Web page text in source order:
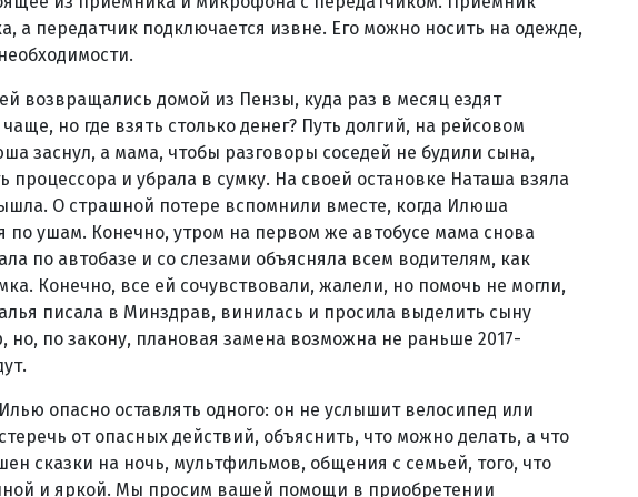
а передатчик подключается извне. Его можно носить на одежде,
возвращались домой из Пензы, куда раз в месяц ездят
но где взять столько денег? Путь долгий, на рейсовом
заснул, а мама, чтобы разговоры соседей не будили сына,
и убрала в сумку. На своей остановке Наташа взяла
О страшной потере вспомнили вместе, когда Илюша
по ушам. Конечно, утром на первом же автобусе мама снова
по автобазе и со слезами объясняла всем водителям, как
Конечно, все ей сочувствовали, жалели, но помочь не могли,
писала в Минздрав, винилась и просила выделить сыну
но, по закону, плановая замена возможна не раньше 2017-
опасно оставлять одного: он не услышит велосипед или
от опасных действий, объяснить, что можно делать, а что
сказки на ночь, мультфильмов, общения с семьей, того, что
и яркой. Мы просим вашей помощи в приобретении